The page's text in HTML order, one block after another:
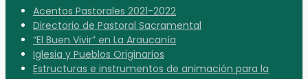
Acentos Pastorales 2021-2022
Directorio de Pastoral Sacramental
“El Buen Vivir” en La Araucanía
Iglesia y Pueblos Originarios
Estructuras e instrumentos de animación para la